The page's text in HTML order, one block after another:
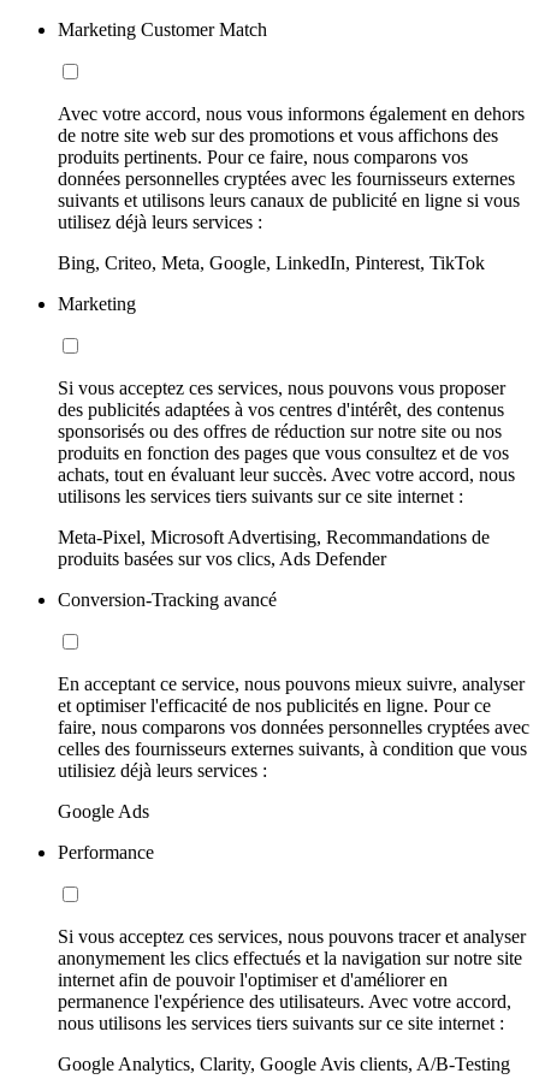
Marketing Customer Match
Avec votre accord, nous vous informons également en dehors
de notre site web sur des promotions et vous affichons des
produits pertinents. Pour ce faire, nous comparons vos
données personnelles cryptées avec les fournisseurs externes
suivants et utilisons leurs canaux de publicité en ligne si vous
utilisez déjà leurs services :
Bing, Criteo, Meta, Google, LinkedIn, Pinterest, TikTok
Marketing
Si vous acceptez ces services, nous pouvons vous proposer
des publicités adaptées à vos centres d'intérêt, des contenus
sponsorisés ou des offres de réduction sur notre site ou nos
produits en fonction des pages que vous consultez et de vos
achats, tout en évaluant leur succès. Avec votre accord, nous
utilisons les services tiers suivants sur ce site internet :
Meta-Pixel, Microsoft Advertising, Recommandations de
produits basées sur vos clics, Ads Defender
Conversion-Tracking avancé
En acceptant ce service, nous pouvons mieux suivre, analyser
et optimiser l'efficacité de nos publicités en ligne. Pour ce
faire, nous comparons vos données personnelles cryptées avec
celles des fournisseurs externes suivants, à condition que vous
utilisiez déjà leurs services :
Google Ads
Performance
Si vous acceptez ces services, nous pouvons tracer et analyser
anonymement les clics effectués et la navigation sur notre site
internet afin de pouvoir l'optimiser et d'améliorer en
permanence l'expérience des utilisateurs. Avec votre accord,
nous utilisons les services tiers suivants sur ce site internet :
Google Analytics, Clarity, Google Avis clients, A/B-Testing